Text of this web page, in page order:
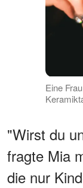
Eine
"Wirst du
fragte Mia
die nur